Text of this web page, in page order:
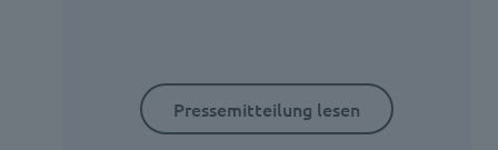
Pressemitteilung lesen